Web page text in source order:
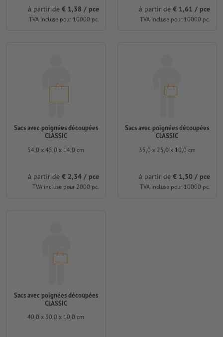
à partir de € 1,38 / pce
TVA incluse pour 10000 pc.
à partir de € 1,61 / pce
TVA incluse pour 10000 pc.
Sacs avec poignées découpées
CLASSIC
54,0 x 45,0 x 14,0 cm
à partir de € 2,34 / pce
TVA incluse pour 2000 pc.
Sacs avec poignées découpées
CLASSIC
35,0 x 25,0 x 10,0 cm
à partir de € 1,50 / pce
TVA incluse pour 10000 pc.
Sacs avec poignées découpées
CLASSIC
40,0 x 30,0 x 10,0 cm